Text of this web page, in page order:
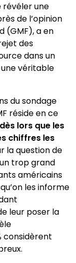
une
de l’opinion
(GMF), a en
des
dans un
une véritable
du sondage
réside en ce
lors que les
chiffres les
la question de
trop grand
américains
les informe
leur poser la
considèrent